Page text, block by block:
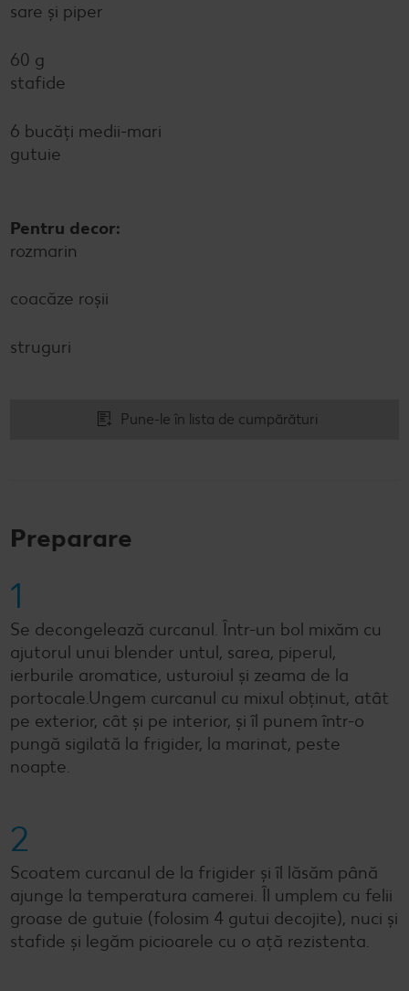
sare și piper
60 g
stafide
6 bucăți medii-mari
gutuie
Pentru decor:
rozmarin
coacăze roșii
struguri
Pune-le în lista de cumpărături
Preparare
1
Se decongelează curcanul. Într-un bol mixăm cu
ajutorul unui blender untul, sarea, piperul,
ierburile aromatice, usturoiul și zeama de la
portocale.Ungem curcanul cu mixul obținut, atât
pe exterior, cât și pe interior, și îl punem într-o
pungă sigilată la frigider, la marinat, peste
noapte.
2
Scoatem curcanul de la frigider și îl lăsăm până
ajunge la temperatura camerei. Îl umplem cu felii
groase de gutuie (folosim 4 gutui decojite), nuci și
stafide și legăm picioarele cu o ață rezistenta.